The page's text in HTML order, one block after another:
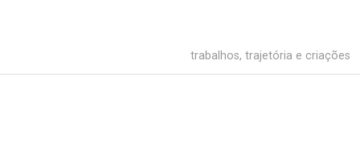
trabalhos, trajetória e criações